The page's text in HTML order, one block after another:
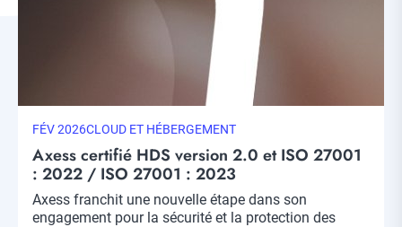
DATE
MISE
FÉV 2026THÉMATIQUE
CLOUD ET HÉBERGEMENT
Axess certifié HDS version 2.0 et ISO 27001
: 2022 / ISO 27001 : 2023
Chapo
Axess franchit une nouvelle étape dans son
engagement pour la sécurité et la protection des